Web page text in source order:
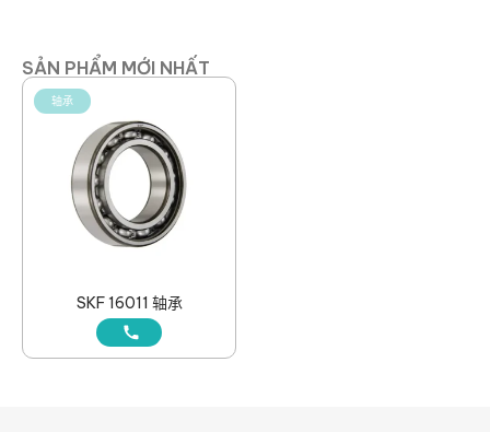
SẢN PHẨM MỚI NHẤT
轴承
SKF 16011 轴承